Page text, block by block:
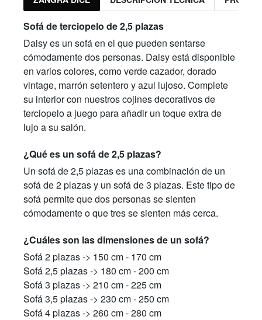
Sofá de terciopelo de 2,5 plazas
Daisy es un sofá en el que pueden sentarse
cómodamente dos personas. Daisy está disponible
en varios colores, como verde cazador, dorado
vintage, marrón setentero y azul lujoso. Complete
su interior con nuestros cojines decorativos de
terciopelo a juego para añadir un toque extra de
lujo a su salón.
¿Qué es un sofá de 2,5 plazas?
Un sofá de 2,5 plazas es una combinación de un
sofá de 2 plazas y un sofá de 3 plazas. Este tipo de
sofá permite que dos personas se sienten
cómodamente o que tres se sienten más cerca.
¿Cuáles son las dimensiones de un sofá?
Sofá 2 plazas -> 150 cm - 170 cm
Sofá 2,5 plazas -> 180 cm - 200 cm
Sofá 3 plazas -> 210 cm - 225 cm
Sofá 3,5 plazas -> 230 cm - 250 cm
Sofá 4 plazas -> 260 cm - 280 cm